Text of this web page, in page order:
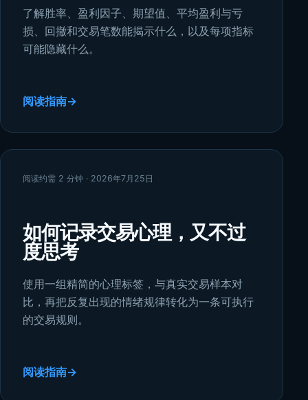
了解胜率、盈利因子、期望值、平均盈利与亏
损、回撤和交易笔数能揭示什么，以及每项指标
可能隐藏什么。
阅读指南→
阅读约需 2 分钟 · 2026年7月25日
如何记录交易心理，又不过
度思考
使用一组精简的心理标签，与真实交易样本对
比，再把反复出现的情绪规律转化为一条可执行
的交易规则。
阅读指南→